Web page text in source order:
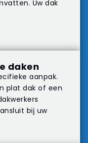
Uw dak
daken
aanpak.
plat dak of een
bij uw